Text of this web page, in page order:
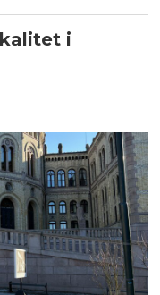
i